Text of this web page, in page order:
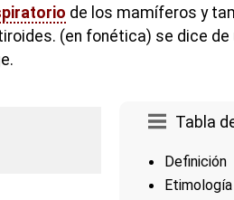
de los mamíferos y
(en fonética) se dice de
Tabla
Definición
Etimología